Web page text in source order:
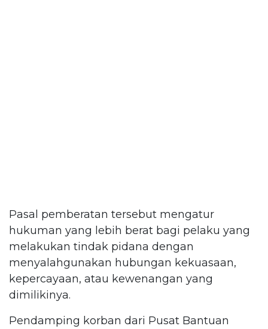
Pasal pemberatan tersebut mengatur
hukuman yang lebih berat bagi pelaku yang
melakukan tindak pidana dengan
menyalahgunakan hubungan kekuasaan,
kepercayaan, atau kewenangan yang
dimilikinya.
Pendamping korban dari Pusat Bantuan